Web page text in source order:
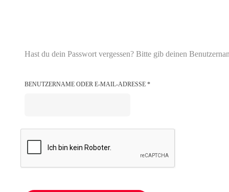
Hast du dein Passwort vergessen? Bitte gib deinen
BENUTZERNAME ODER E-MAIL-ADRESSE *ERFORDERLICH